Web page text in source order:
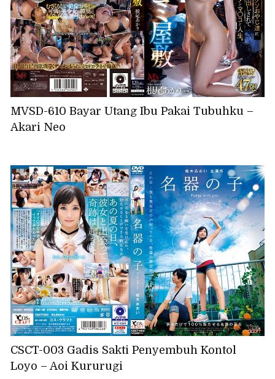
MVSD-610 Bayar Utang Ibu Pakai Tubuhku –
Akari Neo
CSCT-003 Gadis Sakti Penyembuh Kontol
Loyo – Aoi Kururugi